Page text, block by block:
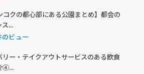
コクの都心部にある公園まとめ】都会の
ス...
のビュー
リー・テイクアウトサービスのある飲食
④...